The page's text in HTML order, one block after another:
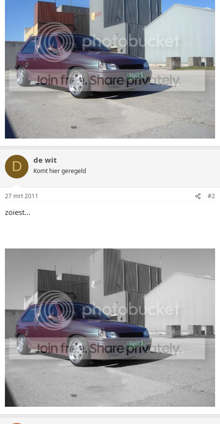
D de wit
Komt hier geregeld
27 mrt 2011 #2
zoiest...